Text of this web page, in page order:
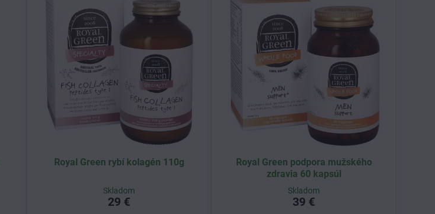
Royal Green rybí kolagén 110g
Skladom
29 €
Royal Green podpora mužského
zdravia 60 kapsúl
Skladom
39 €